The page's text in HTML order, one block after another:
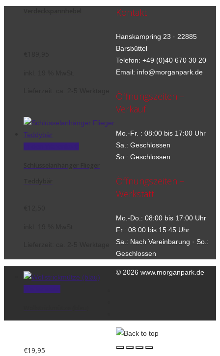
€19,95
Kontakt
Hanskampring 23 · 22885
Barsbüttel
Telefon: +49 (0)40 670 30 20
Email: info@morganpark.de
Öffnungszeiten –
Verkauf
Mo.-Fr. : 08:00 bis 17:00 Uhr
Sa.: Geschlossen
So.: Geschlossen
Öffnungszeiten –
Werkstatt
Mo.-Do.: 08:00 bis 17:00 Uhr
Fr.: 08:00 bis 15:45 Uhr
Sa.: Nach Vereinbarung · So.:
Geschlossen
© 2026 www.morganpark.de